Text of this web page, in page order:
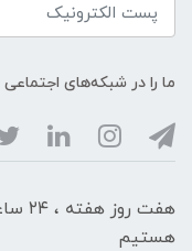
ما را در شبکه‌های اجتماعی
هفت
هستیم